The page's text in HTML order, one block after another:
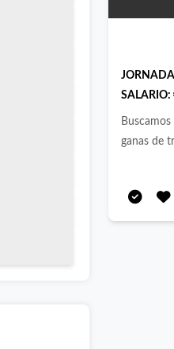
SALARIO:
ganas de
persona
trabajar